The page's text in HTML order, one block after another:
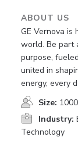
ABOUT US
GE Vernova is
world. Be part
purpose,
united in
energy, every
Size:
Industry:
Technology